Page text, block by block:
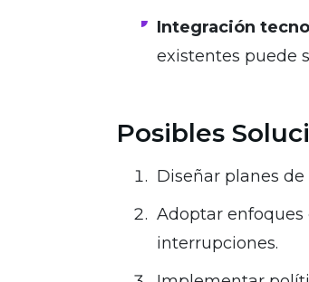
Integración
existentes puede
Posibles
Diseñar planes
Adoptar enfoques
interrupciones.